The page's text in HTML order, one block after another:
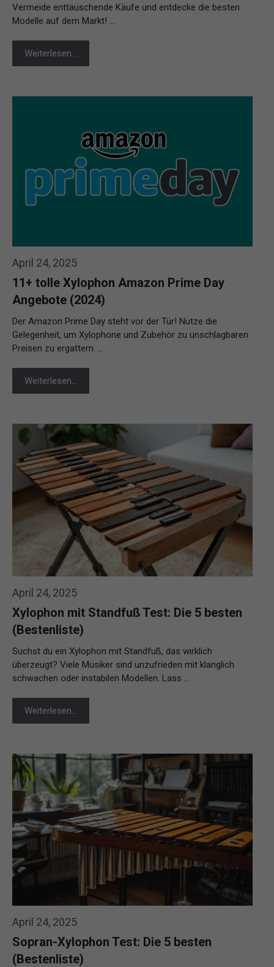
Vermeide enttäuschende Käufe und entdecke die besten
Modelle auf dem Markt! …
Weiterlesen…
April 24, 2025
11+ tolle Xylophon Amazon Prime Day
Angebote (2024)
Der Amazon Prime Day steht vor der Tür! Nutze die
Gelegenheit, um Xylophone und Zubehör zu unschlagbaren
Preisen zu ergattern. …
Weiterlesen…
April 24, 2025
Xylophon mit Standfuß Test: Die 5 besten
(Bestenliste)
Suchst du ein Xylophon mit Standfuß, das wirklich
überzeugt? Viele Musiker sind unzufrieden mit klanglich
schwachen oder instabilen Modellen. Lass …
Weiterlesen…
April 24, 2025
Sopran-Xylophon Test: Die 5 besten
(Bestenliste)